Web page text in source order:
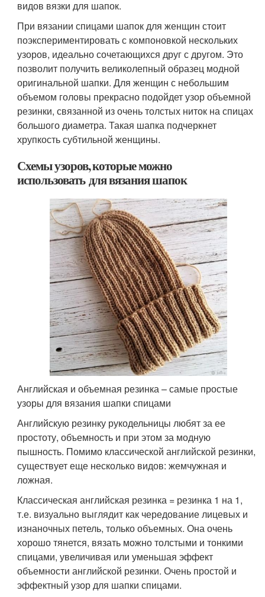
видов вязки для шапок.
При вязании спицами шапок для женщин стоит
поэкспериментировать с компоновкой нескольких
узоров, идеально сочетающихся друг с другом. Это
позволит получить великолепный образец модной
оригинальной шапки. Для женщин с небольшим
объемом головы прекрасно подойдет узор объемной
резинки, связанной из очень толстых ниток на спицах
большого диаметра. Такая шапка подчеркнет
хрупкость субтильной женщины.
Схемы узоров, которые можно
использовать для вязания шапок
Английская и объемная резинка – самые простые
узоры для вязания шапки спицами
Английскую резинку рукодельницы любят за ее
простоту, объемность и при этом за модную
пышность. Помимо классической английской резинки,
существует еще несколько видов: жемчужная и
ложная.
Классическая английская резинка = резинка 1 на 1,
т.е. визуально выглядит как чередование лицевых и
изнаночных петель, только объемных. Она очень
хорошо тянется, вязать можно толстыми и тонкими
спицами, увеличивая или уменьшая эффект
объемности английской резинки. Очень простой и
эффектный узор для шапки спицами.